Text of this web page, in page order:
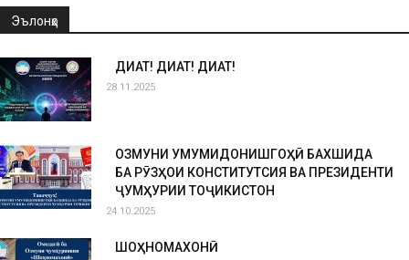
Эълонҳо
ДИҚҚАТ! ДИҚҚАТ! ДИҚҚАТ!
28.11.2025
ОЗМУНИ УМУМИДОНИШГОҲӢ БАХШИДА
БА РӮЗҲОИ КОНСТИТУТСИЯ ВА ПРЕЗИДЕНТИ
ҶУМҲУРИИ ТОҶИКИСТОН
24.10.2025
ШОҲНОМАХОНӢ